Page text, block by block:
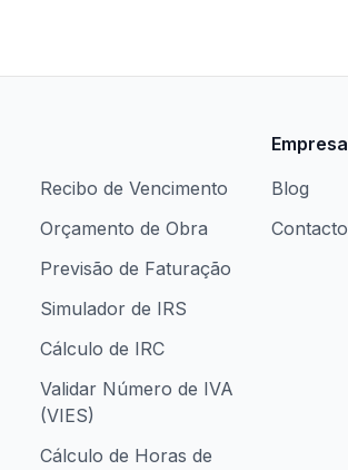
Recibo de Vencimento
Orçamento de Obra
Previsão de Faturação
Simulador de IRS
Cálculo de IRC
Validar Número de IVA
(VIES)
Cálculo de Horas de
Empresa
Blog
Contacto